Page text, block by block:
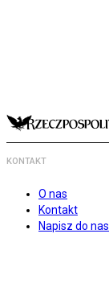
KONTAKT
O nas
Kontakt
Napisz do nas